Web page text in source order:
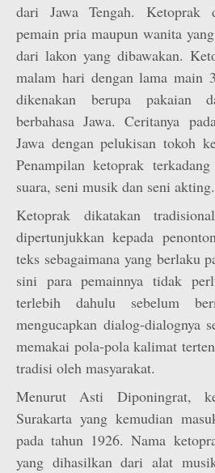
dari Jawa Tengah. Ketoprak
pemain pria maupun wanita
dari lakon yang dibawakan.
malam hari dengan lama main
dikenakan berupa pakaian
berbahasa Jawa. Ceritanya
Jawa dengan pelukisan tokoh
Penampilan ketoprak
suara, seni musik dan seni akting.
Ketoprak dikatakan
dipertunjukkan kepada
teks sebagaimana yang berlaku
sini para pemainnya tidak
terlebih dahulu sebelum
mengucapkan dialog-dialognya
memakai pola-pola kalimat
tradisi oleh masyarakat.
Menurut Asti Diponingrat,
Surakarta yang kemudian
pada tahun 1926. Nama
yang dihasilkan dari alat